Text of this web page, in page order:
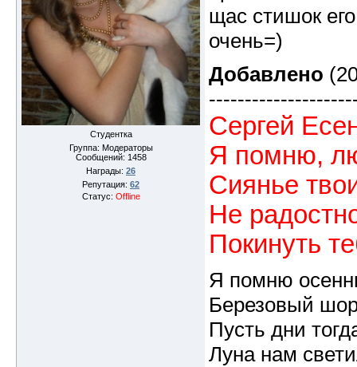
Студентка
Группа: Модераторы
Сообщений: 1458
Награды: 26
Репутация: 62
Статус: Offline
щас стишок
очень=)
Добавлено
Сергей
Я помню,
Сиянье
Не
Покинуть
Я помню
Березовый
Пусть дни
Луна нам